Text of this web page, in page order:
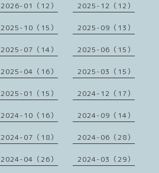
2026-01（12） 2025-12（12）
2025-10（15） 2025-09（13）
2025-07（14） 2025-06（15）
2025-04（16） 2025-03（15）
2025-01（15） 2024-12（17）
2024-10（16） 2024-09（14）
2024-07（18） 2024-06（28）
2024-04（26） 2024-03（29）